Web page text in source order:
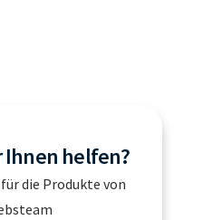
Ihnen helfen?
die Produkte von